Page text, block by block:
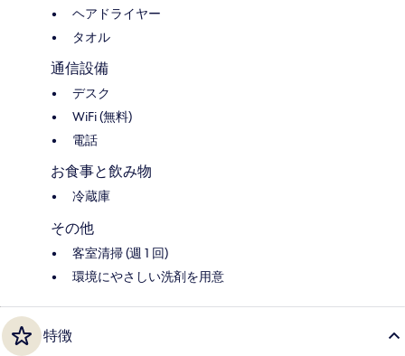
ヘアドライヤー
タオル
通信設備
デスク
WiFi (無料)
電話
お食事と飲み物
冷蔵庫
その他
客室清掃 (週 1 回)
環境にやさしい洗剤を用意
特徴